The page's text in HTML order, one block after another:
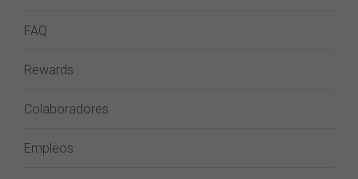
FAQ
Rewards
Colaboradores
Empleos